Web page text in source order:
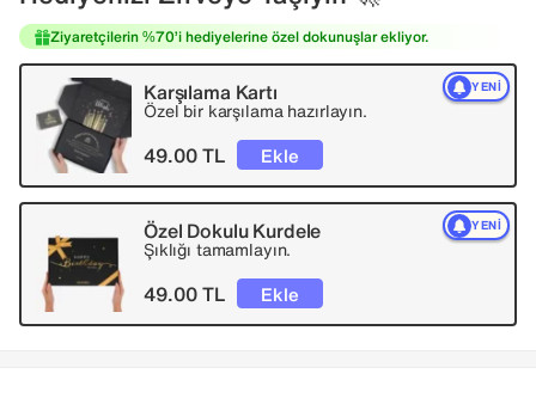
Ziyaretçilerin %70’i hediyelerine özel dokunuşlar ekliyor.
Karşılama Kartı YENI
Özel bir karşılama hazırlayın.
49.00 TL Ekle
Özel Dokulu Kurdele YENI
Şıklığı tamamlayın.
49.00 TL Ekle